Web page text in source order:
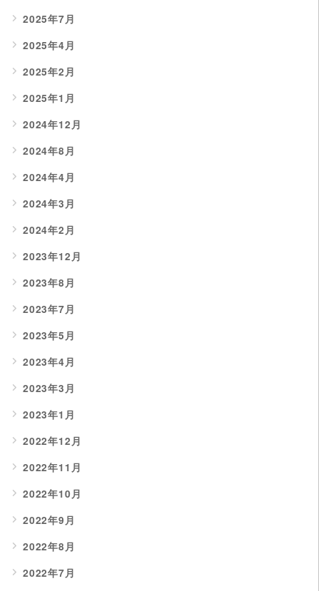
2025年7月
2025年4月
2025年2月
2025年1月
2024年12月
2024年8月
2024年4月
2024年3月
2024年2月
2023年12月
2023年8月
2023年7月
2023年5月
2023年4月
2023年3月
2023年1月
2022年12月
2022年11月
2022年10月
2022年9月
2022年8月
2022年7月